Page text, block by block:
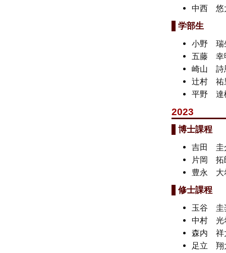
中西
学部生
小野
五藤
崎山
辻村
平野
2023
博士課程
吉田
片岡
豊永
修士課程
玉谷
中村
森内
足立 翔